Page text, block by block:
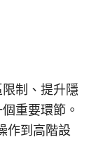
制、提升隱
重要環節。
作到高階設